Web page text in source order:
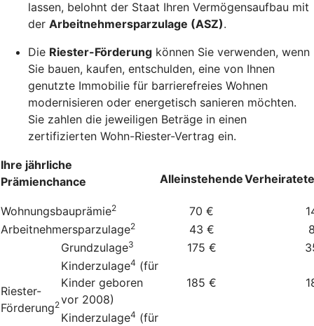
lassen, belohnt der Staat Ihren Vermögensaufbau mit
der Arbeitnehmersparzulage (ASZ).
Die Riester-Förderung können Sie verwenden, wenn
Sie bauen, kaufen, entschulden, eine von Ihnen
genutzte Immobilie für barrierefreies Wohnen
modernisieren oder energetisch sanieren möchten.
Sie zahlen die jeweiligen Beträge in einen
zertifizierten Wohn-Riester-Vertrag ein.
Ihre jährliche
Prämienchance
Alleinstehende
Wohnungsbauprämie2 70 €
Arbeitnehmersparzulage2 43 €
Riester-
Förderung2
Grundzulage3 175 €
Kinderzulage4 (für
Kinder geboren
vor 2008)
185 €
Kinderzulage4 (für